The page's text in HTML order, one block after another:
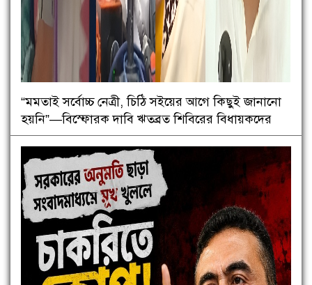
“মমতাই সর্বোচ্চ নেত্রী, চিঠি সইয়ের আগে কিছুই জানানো
হয়নি”—বিস্ফোরক দাবি ঋতব্রত শিবিরের বিধায়কদের